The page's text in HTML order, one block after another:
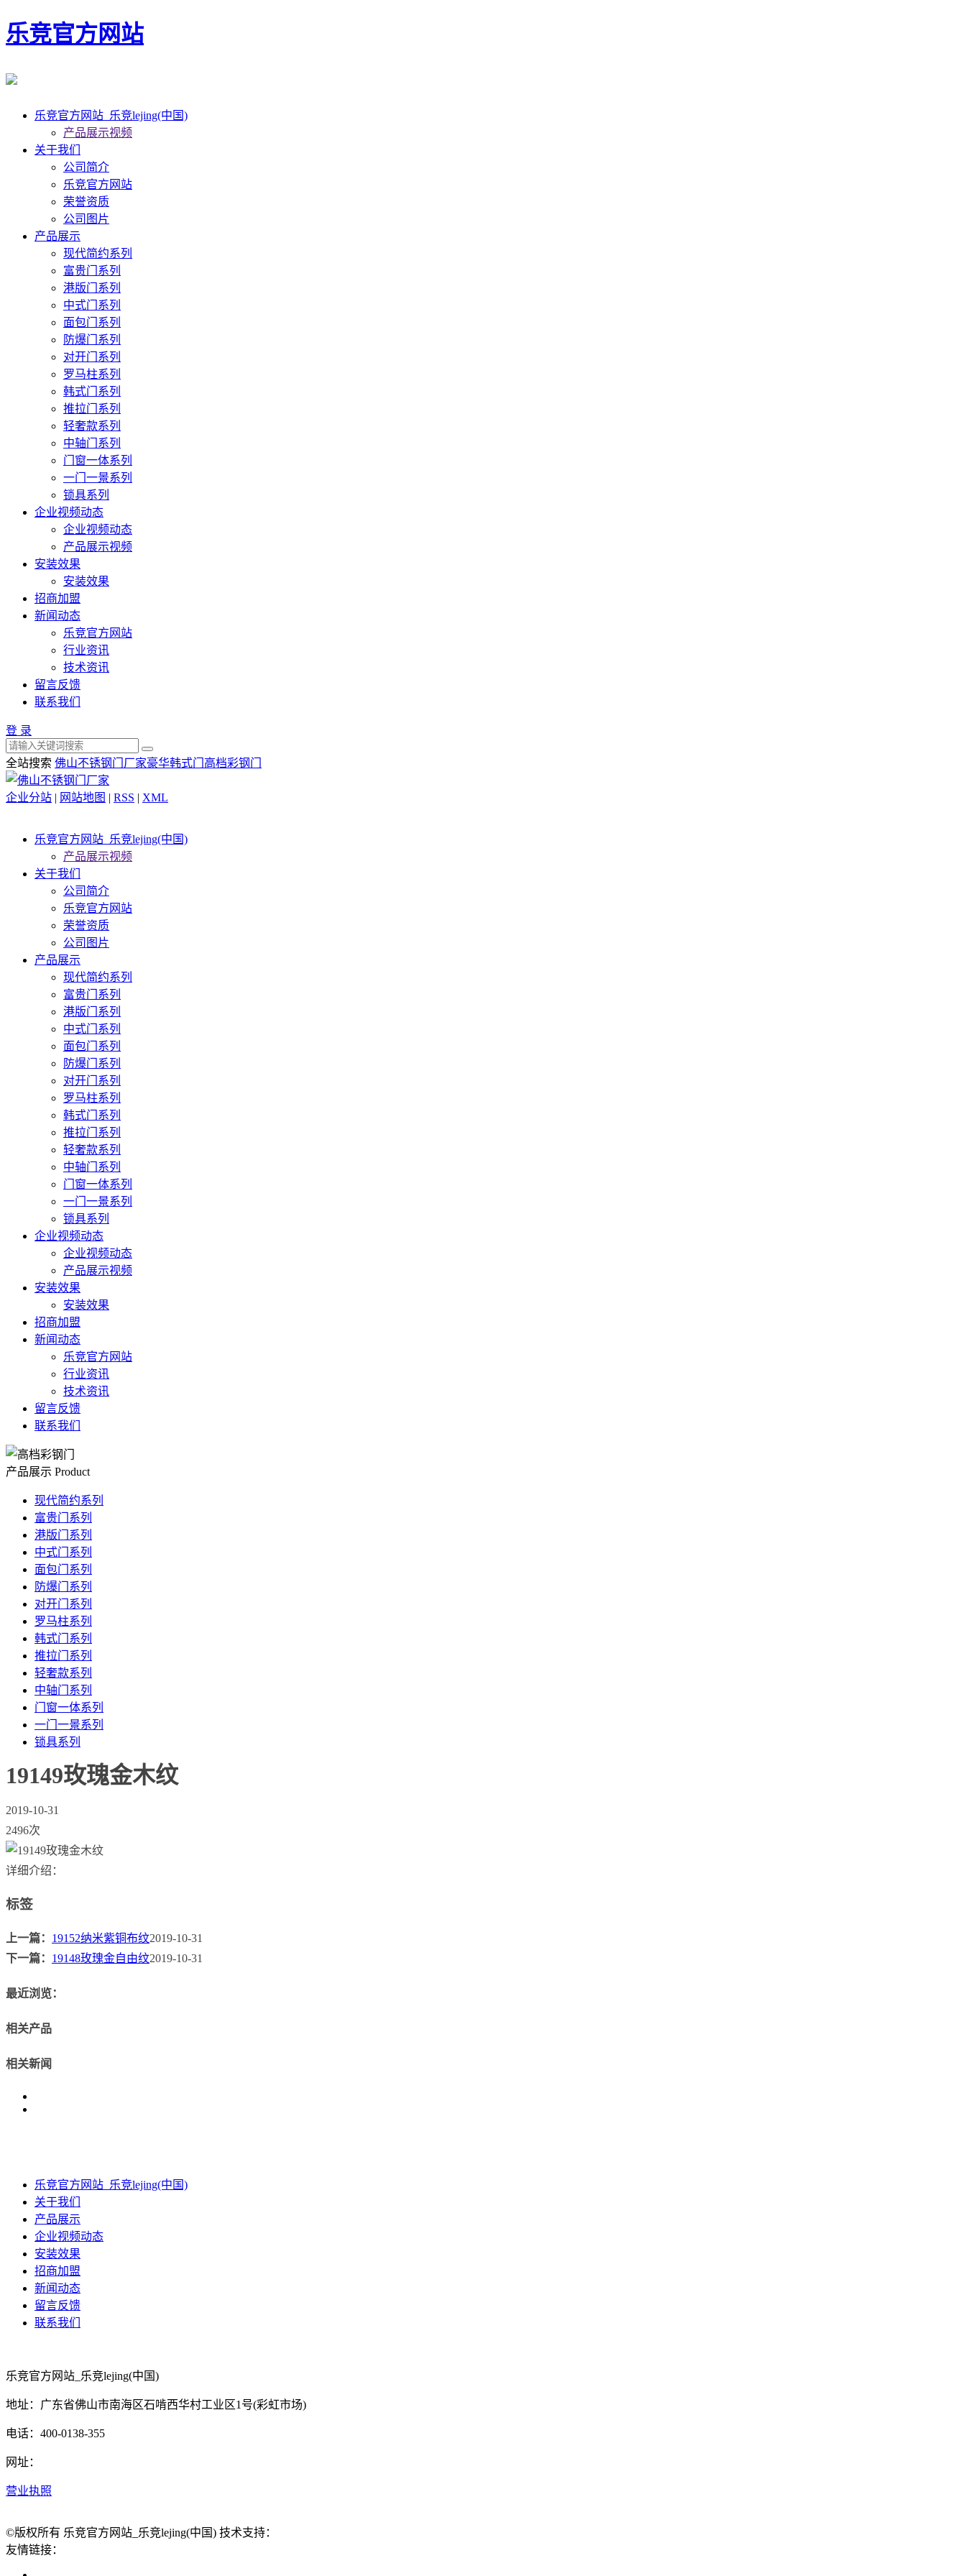
乐竞官方网站
乐竞官方网站_乐竞lejing(中国)
产品展示视频
关于我们
公司简介
乐竞官方网站
荣誉资质
公司图片
产品展示
现代简约系列
富贵门系列
港版门系列
中式门系列
面包门系列
防爆门系列
对开门系列
罗马柱系列
韩式门系列
推拉门系列
轻奢款系列
中轴门系列
门窗一体系列
一门一景系列
锁具系列
企业视频动态
企业视频动态
产品展示视频
安装效果
安装效果
招商加盟
新闻动态
乐竞官方网站
行业资讯
技术资讯
留言反馈
联系我们
登 录
全站搜索 佛山不锈钢门厂家豪华韩式门 高档彩钢门
企业分站 | 网站地图 | RSS | XML
乐竞官方网站_乐竞lejing(中国)
产品展示视频
关于我们
公司简介
乐竞官方网站
荣誉资质
公司图片
产品展示
现代简约系列
富贵门系列
港版门系列
中式门系列
面包门系列
防爆门系列
对开门系列
罗马柱系列
韩式门系列
推拉门系列
轻奢款系列
中轴门系列
门窗一体系列
一门一景系列
锁具系列
企业视频动态
企业视频动态
产品展示视频
安装效果
安装效果
招商加盟
新闻动态
乐竞官方网站
行业资讯
技术资讯
留言反馈
联系我们
产品展示 Product
现代简约系列
富贵门系列
港版门系列
中式门系列
面包门系列
防爆门系列
对开门系列
罗马柱系列
韩式门系列
推拉门系列
轻奢款系列
中轴门系列
门窗一体系列
一门一景系列
锁具系列
19149玫瑰金木纹
2019-10-31
2496次
详细介绍：
标签
上一篇： 19152纳米紫铜布纹2019-10-31
下一篇： 19148玫瑰金自由纹2019-10-31
最近浏览：
相关产品
相关新闻
乐竞官方网站_乐竞lejing(中国)
关于我们
产品展示
企业视频动态
安装效果
招商加盟
新闻动态
留言反馈
联系我们
乐竞官方网站_乐竞lejing(中国)
地址：广东省佛山市南海区石啃西华村工业区1号(彩虹市场)
电话：400-0138-355
网址：
营业执照
©版权所有 乐竞官方网站_乐竞lejing(中国) 技术支持：
友情链接：